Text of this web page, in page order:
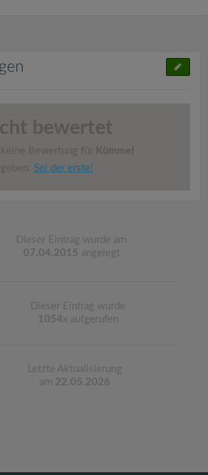
bewertet
Bewertung für Kümmel
Sei der erste!
Dieser Eintrag wurde am
07.04.2015 angelegt
Dieser Eintrag wurde
1054x aufgerufen
Letzte Aktualisierung
am 22.05.2026